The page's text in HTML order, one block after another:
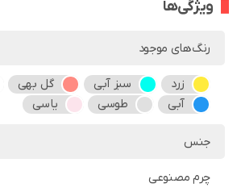
ویژگی‌ها
رنگ‌های موجود
زرد سبز آبی گل بهی
آبی
طوسی یاسی
جنس
چرم مصنوعی